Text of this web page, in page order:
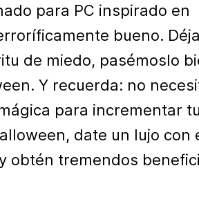
para PC inspirado en
bueno.
de miedo, pasémoslo
Y recuerda: no
para incrementar
date un lujo con
y obtén tremendos